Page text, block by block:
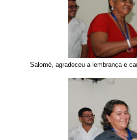
Salomé, agradeceu a lembrança e